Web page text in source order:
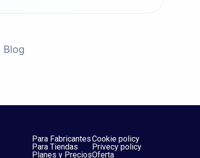
Blog
Para Fabricantes
Para Tiendas
Planes y Precios
Cookie policy
Privecy policy
Oferta